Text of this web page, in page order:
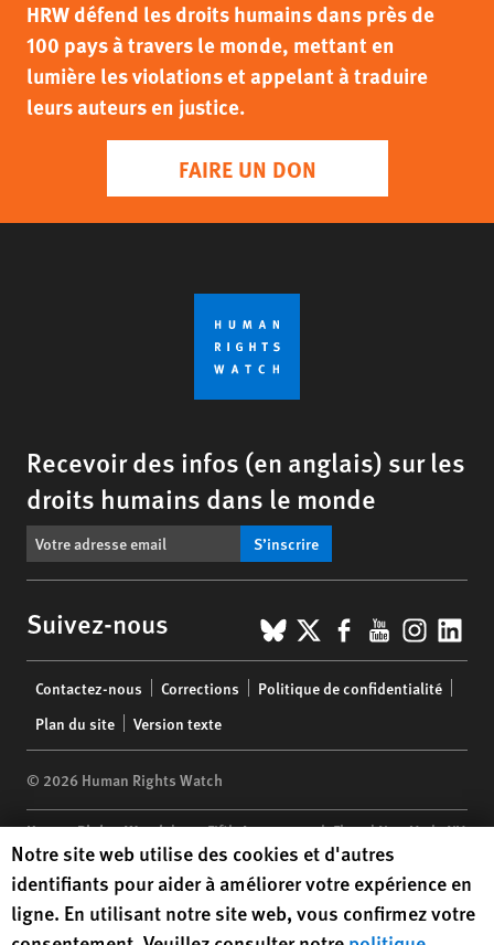
HRW défend les droits humains dans près de
100 pays à travers le monde, mettant en
lumière les violations et appelant à traduire
leurs auteurs en justice.
FAIRE UN DON
Recevoir des infos (en anglais) sur les
droits humains dans le monde
S’inscrire
Suivez-nous BlueSky
X Facebook
YouTube
menu
Contactez-nous Corrections
Politique de confidentialité
Plan du site
Version texte
© 2026 Human Rights Watch
Human Rights Watch| 350 Fifth Avenue, 34th Floor | New York,NY
10118-3299USA |t1.212.290.4700
Human Rights Watchis a 501(C)(3) nonprofit registered in the US
under EIN: 13-2875808
Human Rights Watch cookie preferences
Notre site web utilise des cookies et d'autres
identifiants pour aider à améliorer votre expérience en
ligne. En utilisant notre site web, vous confirmez votre